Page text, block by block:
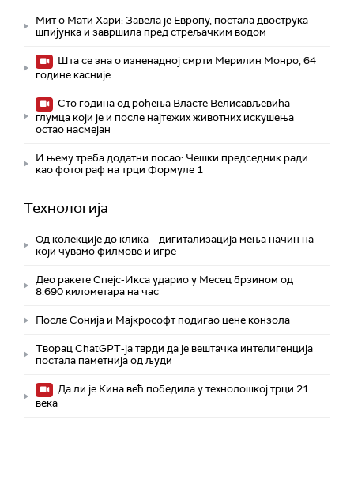
Мит о Мати Хари: Завела је Европу, постала двострука
шпијунка и завршила пред стрељачким водом
Шта се зна о изненадној смрти Мерилин Монро, 64
године касније
Сто година од рођења Власте Велисављевића –
глумца који је и после најтежих животних искушења
остао насмејан
И њему треба додатни посао: Чешки председник ради
као фотограф на трци Формуле 1
Технологијa
Од колекције до клика – дигитализација мења начин на
који чувамо филмове и игре
Део ракете Спејс-Икса ударио у Месец брзином од
8.690 километара на час
После Сонија и Мајкрософт подигао цене конзола
Творац ChatGPT-ја тврди да је вештачка интелигенција
постала паметнија од људи
Да ли је Кина већ победила у технолошкој трци 21.
века